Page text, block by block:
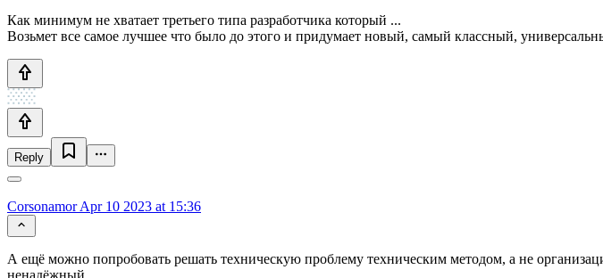
Как минимум не хватает третьего типа разработчика который ...
Возьмет все самое лучшее что было до этого и придумает новый, самый классный,
Reply
CorsonamorApr 10 2023 at 15:36
А ещё можно попробовать решать техническую проблему техническим методом, а не
ненадёжный